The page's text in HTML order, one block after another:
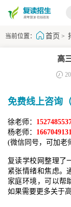
当前位置： 首页 >
高
免费线上咨询
徐老师：
杨老师：
(微信同号，可加老
复读学校网整理了
紧张情绪和焦虑。
家庭环境，可以帮
如果需要更多关于